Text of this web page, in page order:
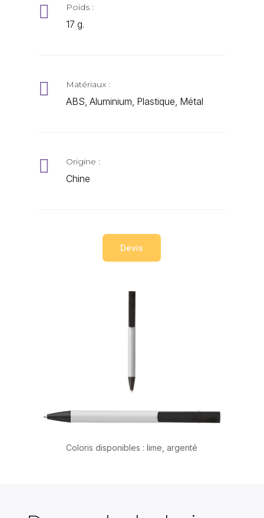
 Poids :
17 g.
 Matériaux :
ABS, Aluminium, Plastique, Métal
 Origine :
Chine
Devis
Coloris disponibles : lime, argenté